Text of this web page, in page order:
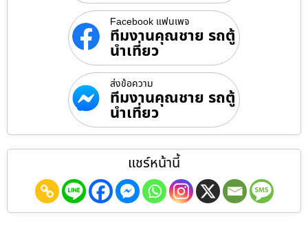
Facebook แฟนเพจ
ทีมงานคุณชาย รถตู้
นำเที่ยว
ส่งข้อความ
ทีมงานคุณชาย รถตู้
นำเที่ยว
แชร์หน้านี้